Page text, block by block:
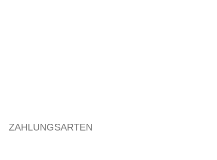
ZAHLUNGSARTEN